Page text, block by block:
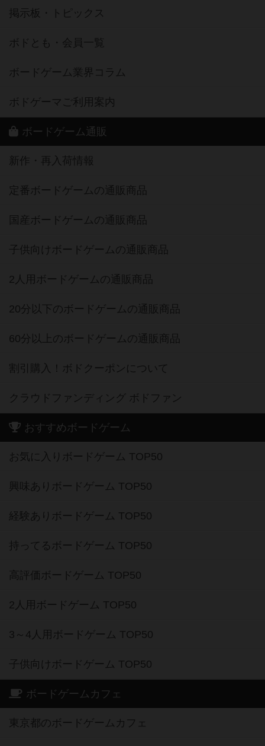
掲示板・トピックス
ボドとも・会員一覧
ボードゲーム業界コラム
ボドゲーマご利用案内
ボードゲーム通販
新作・再入荷情報
定番ボードゲームの通販商品
国産ボードゲームの通販商品
子供向けボードゲームの通販商品
2人用ボードゲームの通販商品
20分以下のボードゲームの通販商品
60分以上のボードゲームの通販商品
割引購入！ボドクーポンについて
クラウドファンディング ボドファン
おすすめボードゲーム
お気に入りボードゲーム TOP50
興味ありボードゲーム TOP50
経験ありボードゲーム TOP50
持ってるボードゲーム TOP50
高評価ボードゲーム TOP50
2人用ボードゲーム TOP50
3～4人用ボードゲーム TOP50
子供向けボードゲーム TOP50
ボードゲームカフェ
東京都のボードゲームカフェ